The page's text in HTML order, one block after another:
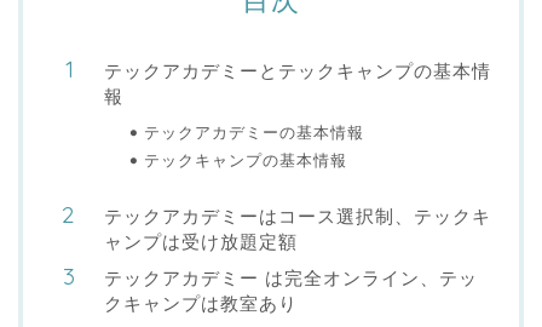
テックアカデミーとテックキャンプの基本情
報
テックアカデミーの基本情報
テックキャンプの基本情報
テックアカデミーはコース選択制、テックキ
ャンプは受け放題定額
テックアカデミー は完全オンライン、テッ
クキャンプは教室あり